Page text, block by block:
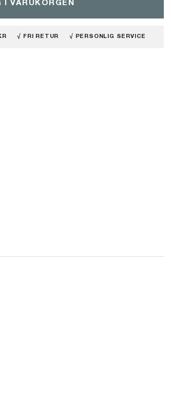
I VARUKORGEN
√ FRI RETUR √ PERSONLIG SERVICE